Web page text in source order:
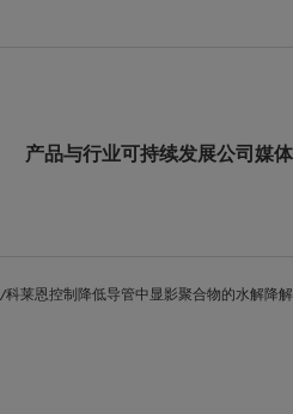
产品与行业可持续发展公司媒体
/科莱恩控制降低导管中显影聚合物的水解降